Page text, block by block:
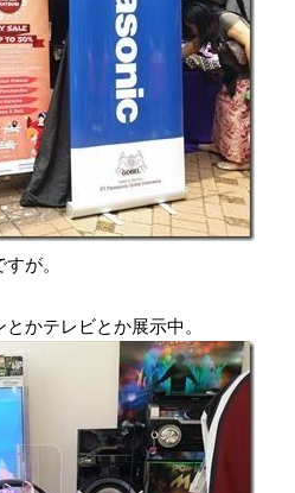
が。
かテレビとか展示中。